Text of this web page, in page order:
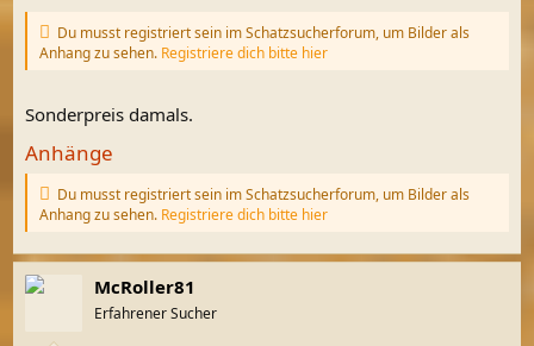
Du musst registriert sein im Schatzsucherforum, um Bilder als
Anhang zu sehen. Registriere dich bitte hier
Sonderpreis damals.
Anhänge
Du musst registriert sein im Schatzsucherforum, um Bilder als
Anhang zu sehen. Registriere dich bitte hier
McRoller81
Erfahrener Sucher